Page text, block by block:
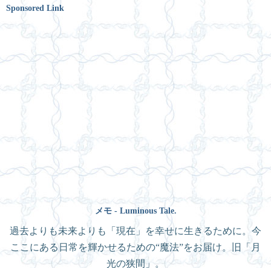
Sponsored Link
メモ - Luminous Tale.
過去よりも未来よりも「現在」を幸せに生きるために。今
ここにある日常を輝かせるための“魔法”をお届け。旧「月
光の狭間」。